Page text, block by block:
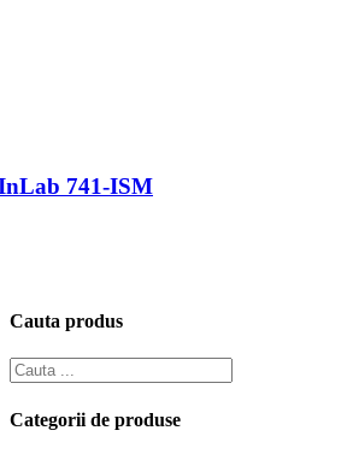
741-ISM
Cauta produs
Categorii de produse